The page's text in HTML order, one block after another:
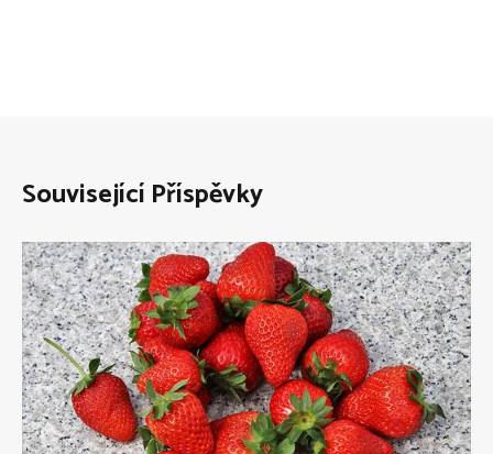
Související Příspěvky